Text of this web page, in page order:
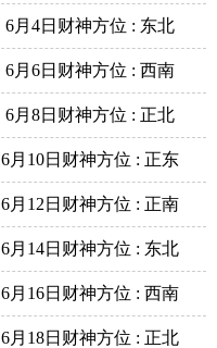
6月4日财神方位 : 东北
6月6日财神方位 : 西南
6月8日财神方位 : 正北
6月10日财神方位 : 正东
6月12日财神方位 : 正南
6月14日财神方位 : 东北
6月16日财神方位 : 西南
6月18日财神方位 : 正北